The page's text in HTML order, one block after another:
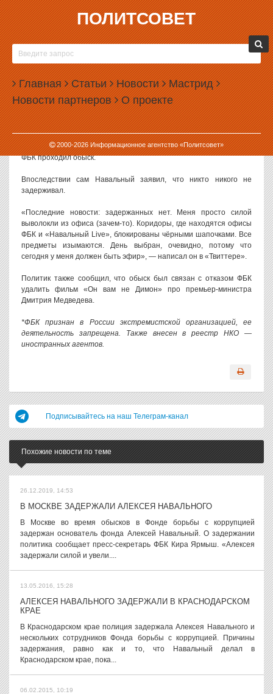
ПОЛИТСОВЕТ
Главная Статьи Новости Мастрид
Новости партнеров О проекте
2000-2026Информационное агентство «Политсовет»
26.12.2019, 17:53
«ЗАДЕРЖАНИЕ» НАВАЛЬНОГО ОКАЗАЛОСЬ
СИЛОВЫМ ВЫДВОРЕНИЕМ ИЗ ОФИСА
Информация о задержании оппозиционного политика Алексея
Навального не подтвердилась. На самом деле во время обыска
его силой выволокли из офиса Фонда борьбы с коррупцией.
О «задержании» Навального днем 26 декабря 2019 года
сообщила его пресс-секретарь Кира Ярмыш. В это время в офисе
ФБК проходил обыск.
Впоследствии сам Навальный заявил, что никто никого не
задерживал.
«Последние новости: задержанных нет. Меня просто силой
выволокли из офиса (зачем-то). Коридоры, где находятся офисы
ФБК и «Навальный Live», блокированы чёрными шапочками. Все
предметы изымаются. День выбран, очевидно, потому что
сегодня у меня должен быть эфир», — написал он в «Твиттере».
Политик также сообщил, что обыск был связан с отказом ФБК
удалить фильм «Он вам не Димон» про премьер-министра
Дмитрия Медведева.
*ФБК признан в России экстремистской организацией, ее
деятельность запрещена. Также внесен в реестр НКО —
иностранных агентов.
Подписывайтесь на наш Телеграм-канал
Похожие новости по теме
26.12.2019, 14:53
В МОСКВЕ ЗАДЕРЖАЛИ АЛЕКСЕЯ НАВАЛЬНОГО
В Москве во время обысков в Фонде борьбы с коррупцией
задержан основатель фонда Алексей Навальный. О задержании
политика сообщает пресс-секретарь ФБК Кира Ярмыш. «Алексея
задержали силой и увели....
13.05.2016, 15:28
АЛЕКСЕЯ НАВАЛЬНОГО ЗАДЕРЖАЛИ В КРАСНОДАРСКОМ
КРАЕ
В Краснодарском крае полиция задержала Алексея Навального и
нескольких сотрудников Фонда борьбы с коррупцией. Причины
задержания, равно как и то, что Навальный делал в
Краснодарском крае, пока...
06.02.2015, 10:19